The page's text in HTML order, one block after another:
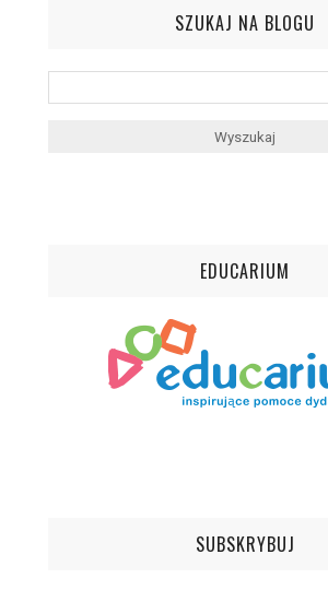
SZUKAJ NA BLOGU
EDUCARIUM
SUBSKRYBUJ